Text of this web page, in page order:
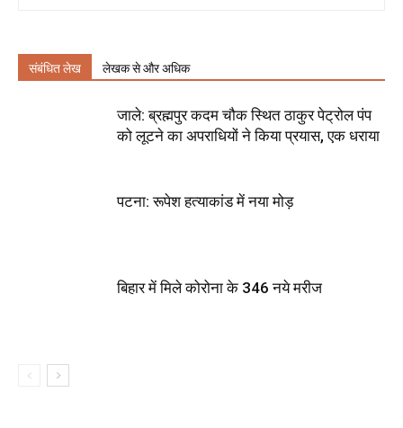
संबंधित लेख लेखक से और अधिक
जाले: ब्रह्मपुर कदम चौक स्थित ठाकुर पेट्रोल पंप
को लूटने का अपराधियों ने किया प्रयास, एक धराया
पटना: रूपेश हत्याकांड में नया मोड़
बिहार में मिले कोरोना के 346 नये मरीज